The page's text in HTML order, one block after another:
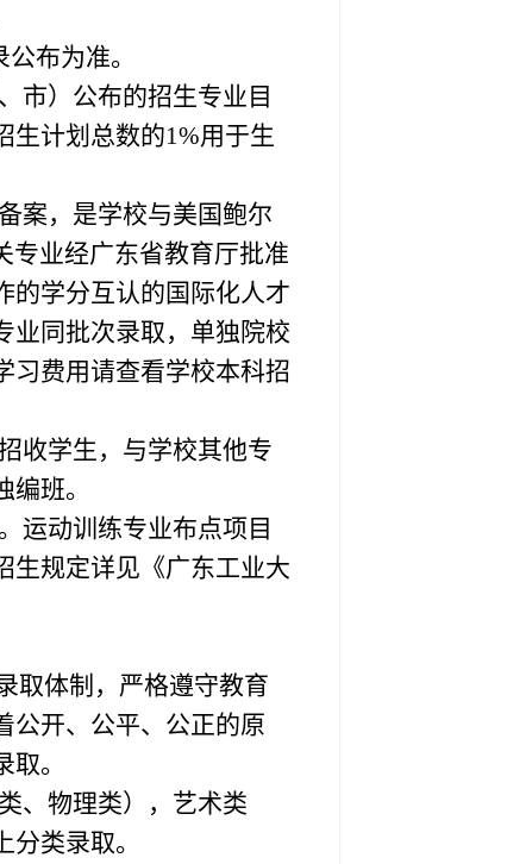
布为准。
市）公布的招生专业目
生计划总数的1%用于生
案，是学校与美国鲍尔
专业经广东省教育厅批准
的学分互认的国际化人才
业同批次录取，单独院校
习费用请查看学校本科招
收学生，与学校其他专
班。
运动训练专业布点项目
生规定详见《广东工业大
取体制，严格遵守教育
公开、公平、公正的原
。
、物理类），艺术类
类录取。